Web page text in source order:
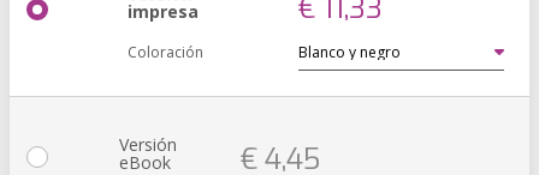
impresa € 11,33
Coloración
Versión
eBook € 4,45